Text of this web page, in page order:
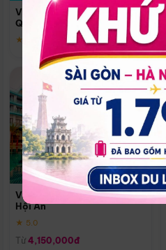
Vinpearl Resort & Spa Phu
Quoc
★ 5.0
Vinpearl Resort & Golf Nam
Hội An
★ 5.0
Từ 4,150,000đ